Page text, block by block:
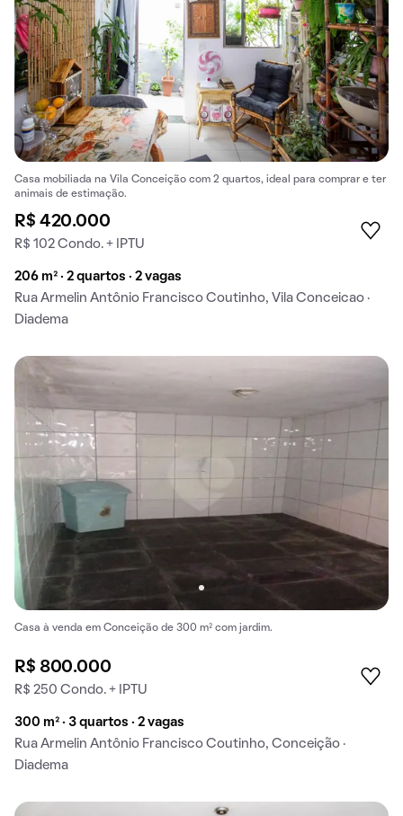
Casa mobiliada na Vila Conceição com 2 quartos, ideal para comprar e ter
animais de estimação.
R$ 420.000
R$ 102 Condo. + IPTU
206 m² · 2 quartos · 2 vagas
Rua Armelin Antônio Francisco Coutinho, Vila Conceicao ·
Diadema
Casa à venda em Conceição de 300 m² com jardim.
R$ 800.000
R$ 250 Condo. + IPTU
300 m² · 3 quartos · 2 vagas
Rua Armelin Antônio Francisco Coutinho, Conceição ·
Diadema